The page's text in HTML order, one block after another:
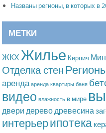
Названы регионы, в которых в
МЕТКИ
ЖКХ Жилье Кирпич
Отделка стен
аренда аренда квартиры баня
видео влажность в мире
двери дереводревесина
интерьерипотека